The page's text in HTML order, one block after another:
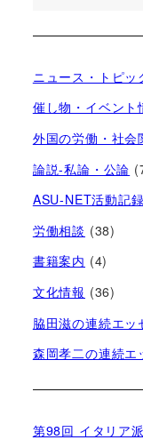
ニュース・トピッ
催し物・イベント
外国の労働・社会
論説-私論・公論
ASU-NET活動記録
労働相談 (38)
書籍案内 (4)
文化情報 (36)
脇田滋の連続エッ
森岡孝二の連続エ
第98回 イタリア